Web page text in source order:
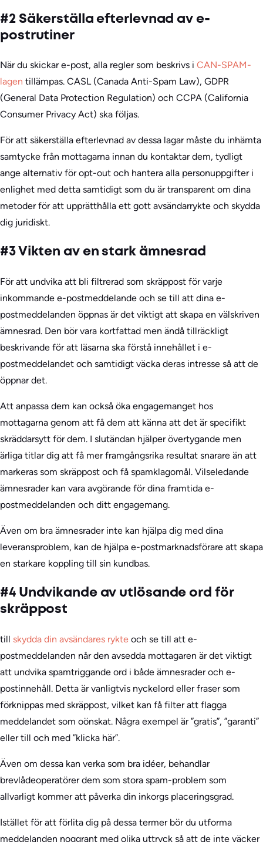
#2 Säkerställa efterlevnad av e-
postrutiner
När du skickar e-post, alla regler som beskrivs i CAN-SPAM-
lagen tillämpas. CASL (Canada Anti-Spam Law), GDPR
(General Data Protection Regulation) och CCPA (California
Consumer Privacy Act) ska följas.
För att säkerställa efterlevnad av dessa lagar måste du inhämta
samtycke från mottagarna innan du kontaktar dem, tydligt
ange alternativ för opt-out och hantera alla personuppgifter i
enlighet med detta samtidigt som du är transparent om dina
metoder för att upprätthålla ett gott avsändarrykte och skydda
dig juridiskt.
#3 Vikten av en stark ämnesrad
För att undvika att bli filtrerad som skräppost för varje
inkommande e-postmeddelande och se till att dina e-
postmeddelanden öppnas är det viktigt att skapa en välskriven
ämnesrad. Den bör vara kortfattad men ändå tillräckligt
beskrivande för att läsarna ska förstå innehållet i e-
postmeddelandet och samtidigt väcka deras intresse så att de
öppnar det.
Att anpassa dem kan också öka engagemanget hos
mottagarna genom att få dem att känna att det är specifikt
skräddarsytt för dem. I slutändan hjälper övertygande men
ärliga titlar dig att få mer framgångsrika resultat snarare än att
markeras som skräppost och få spamklagomål. Vilseledande
ämnesrader kan vara avgörande för dina framtida e-
postmeddelanden och ditt engagemang.
Även om bra ämnesrader inte kan hjälpa dig med dina
leveransproblem, kan de hjälpa e-postmarknadsförare att skapa
en starkare koppling till sin kundbas.
#4 Undvikande av utlösande ord för
skräppost
till skydda din avsändares rykte och se till att e-
postmeddelanden når den avsedda mottagaren är det viktigt
att undvika spamtriggande ord i både ämnesrader och e-
postinnehåll. Detta är vanligtvis nyckelord eller fraser som
förknippas med skräppost, vilket kan få filter att flagga
meddelandet som oönskat. Några exempel är ”gratis”, ”garanti”
eller till och med ”klicka här”.
Även om dessa kan verka som bra idéer, behandlar
brevlådeoperatörer dem som stora spam-problem som
allvarligt kommer att påverka din inkorgs placeringsgrad.
Istället för att förlita dig på dessa termer bör du utforma
meddelanden noggrant med olika uttryck så att de inte väcker